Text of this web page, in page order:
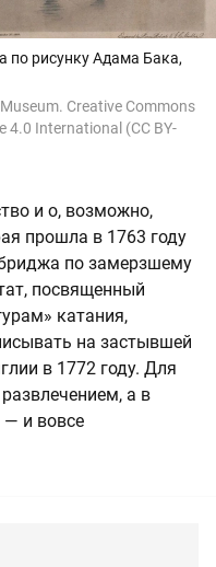
по рисунку Адама Бака,
Creative Commons
4.0 International (CC BY-
и о, возможно,
прошла в 1763 году
по замерзшему
посвященный
катания,
на застывшей
в 1772 году. Для
а в
— и вовсе